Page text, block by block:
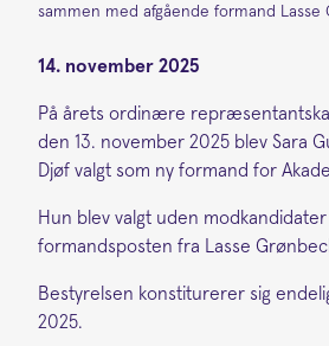
sammen med afgående formand Lasse
14. november 2025
På årets ordinære
den 13. november 2025 blev Sara
Djøf valgt som ny formand for
Hun blev valgt uden
formandsposten fra Lasse
Bestyrelsen konstiturerer sig
2025.